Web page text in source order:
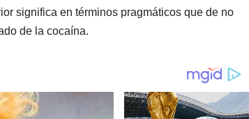
significa en términos pragmáticos que de no
de la cocaína.